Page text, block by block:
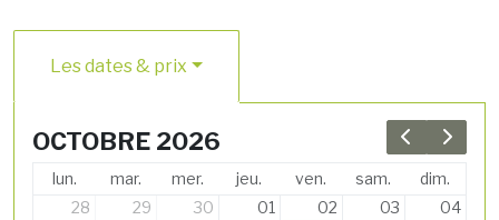
Les dates & prix
Previous
Next
OCTOBRE 2026
lun. mar. mer. jeu. ven. sam.
dim.
28
29 30 01 02 03 04